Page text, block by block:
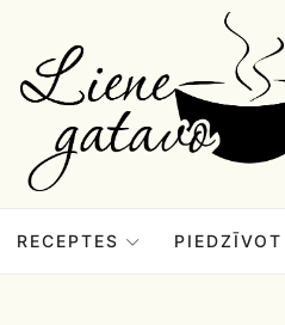
Liene
Gatavo
–
RECEPTES PIEDZĪVOT